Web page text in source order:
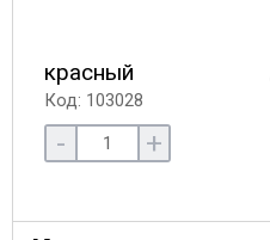
красный
Код: 103028
- +